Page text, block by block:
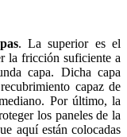
. La superior es el
la fricción suficiente a
capa. Dicha capa
capaz de
Por último, la
los paneles de la
aquí están colocadas